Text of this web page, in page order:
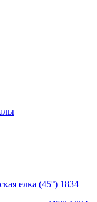
елка (45°) 1834